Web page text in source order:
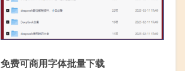
免费可商用字体批量下载